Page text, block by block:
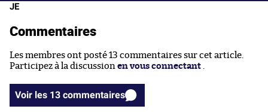
JE
Commentaires
Les membres ont posté 13 commentaires sur cet article.
Participez à la discussion en vous connectant
Voir les 13 commentaires